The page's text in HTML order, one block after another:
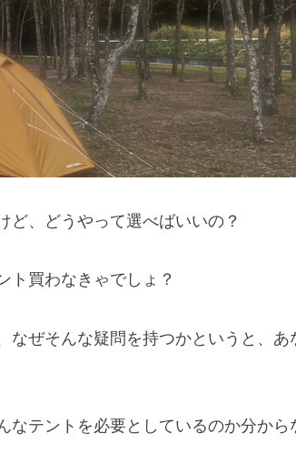
ど、どうやって選べばいいの？
ト買わなきゃでしょ？
なぜそんな疑問を持つかというと、あ
なテントを必要としているのか分から